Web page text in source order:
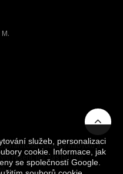
služeb, personalizaci
cookie. Informace, jak
se společností Google.
nabídky nábytku a
řešení, jež Vás budou